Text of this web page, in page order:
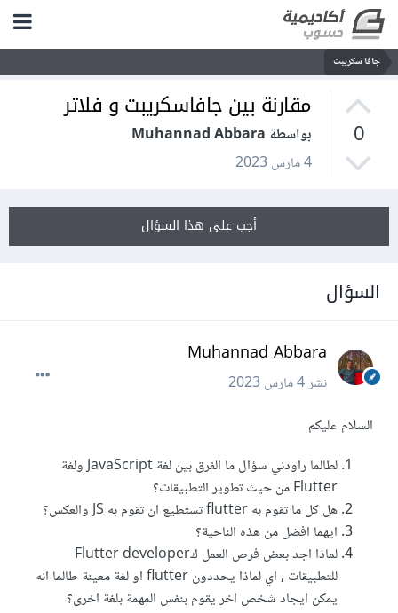
جافا سكريبت
0
مقارنة بين جافاسكريبت و فلاتر
بواسطة Muhannad Abbara
4 مارس 2023
أجب على هذا السؤال
السؤال
Muhannad Abbara
نشر4 مارس 2023
السلام عليكم
لطالما راودني سؤال ما الفرق بين لغة JavaScript ولغة
Flutter من حيث تطوير التطبيقات؟
هل كل ما تقوم به flutter تستطيع ان تقوم به JS والعكس؟
ايهما افضل من هذه الناحية؟
لماذا اجد بعض فرص العمل كFlutter developer
للتطبيقات , اي لماذا يحددون flutter او لغة معينة طالما انه
يمكن ايجاد شخص اخر يقوم بنفس المهمة بلغة اخرى؟